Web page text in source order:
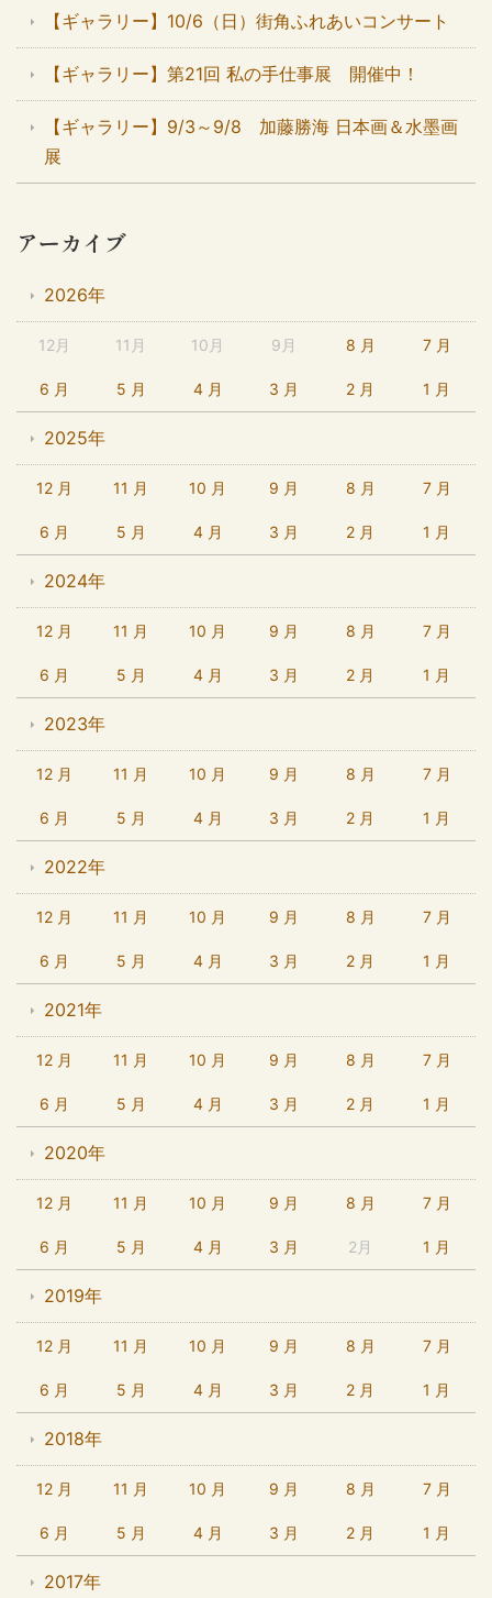
【ギャラリー】10/6（日）街角ふれあいコンサート
【ギャラリー】第21回 私の手仕事展 開催中！
【ギャラリー】9/3～9/8 加藤勝海 日本画＆水墨画
展
アーカイブ
2026年
12月 11月 10月 9月 8 月 7 月
6 月 5 月 4 月 3 月 2 月 1 月
2025年
12 月 11 月 10 月 9 月 8 月 7 月
6 月 5 月 4 月 3 月 2 月 1 月
2024年
12 月 11 月 10 月 9 月 8 月 7 月
6 月 5 月 4 月 3 月 2 月 1 月
2023年
12 月 11 月 10 月 9 月 8 月 7 月
6 月 5 月 4 月 3 月 2 月 1 月
2022年
12 月 11 月 10 月 9 月 8 月 7 月
6 月 5 月 4 月 3 月 2 月 1 月
2021年
12 月 11 月 10 月 9 月 8 月 7 月
6 月 5 月 4 月 3 月 2 月 1 月
2020年
12 月 11 月 10 月 9 月 8 月 7 月
6 月 5 月 4 月 3 月 2月 1 月
2019年
12 月 11 月 10 月 9 月 8 月 7 月
6 月 5 月 4 月 3 月 2 月 1 月
2018年
12 月 11 月 10 月 9 月 8 月 7 月
6 月 5 月 4 月 3 月 2 月 1 月
2017年